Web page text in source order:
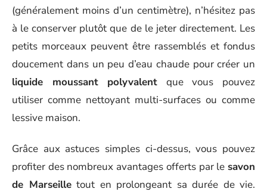
(généralement moins d’un centimètre), n’hésitez pas
à le conserver plutôt que de le jeter directement. Les
petits morceaux peuvent être rassemblés et fondus
doucement dans un peu d’eau chaude pour créer un
liquide moussant polyvalent que vous pouvez
utiliser comme nettoyant multi-surfaces ou comme
lessive maison.
Grâce aux astuces simples ci-dessus, vous pouvez
profiter des nombreux avantages offerts par le savon
de Marseilletout en prolongeant sa durée de vie.